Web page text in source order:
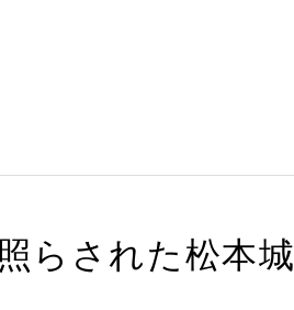
らされた松本城